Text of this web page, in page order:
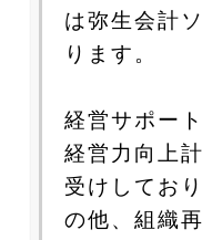
は弥生会計
ります。
経営サポー
経営力向上
受けしてお
の他、組織